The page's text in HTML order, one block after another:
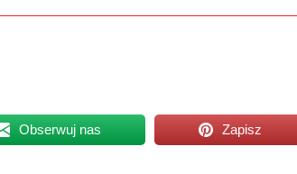
Obserwuj nas Zapisz